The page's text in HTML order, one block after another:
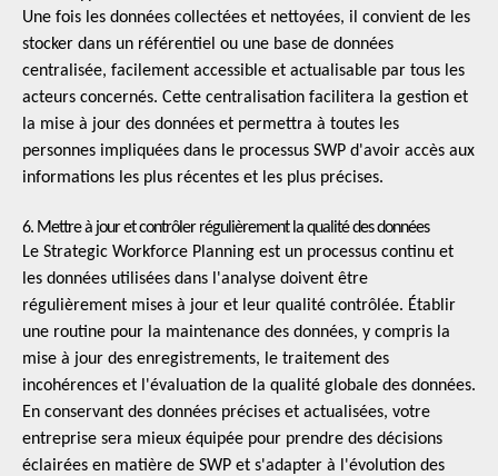
Une fois les données collectées et nettoyées, il convient de les
stocker dans un référentiel ou une base de données
centralisée, facilement accessible et actualisable par tous les
acteurs concernés. Cette centralisation facilitera la gestion et
la mise à jour des données et permettra à toutes les
personnes impliquées dans le processus SWP d'avoir accès aux
informations les plus récentes et les plus précises.
6. Mettre à jour et contrôler régulièrement la qualité des données
Le Strategic Workforce Planning est un processus continu et
les données utilisées dans l'analyse doivent être
régulièrement mises à jour et leur qualité contrôlée. Établir
une routine pour la maintenance des données, y compris la
mise à jour des enregistrements, le traitement des
incohérences et l'évaluation de la qualité globale des données.
En conservant des données précises et actualisées, votre
entreprise sera mieux équipée pour prendre des décisions
éclairées en matière de SWP et s'adapter à l'évolution des